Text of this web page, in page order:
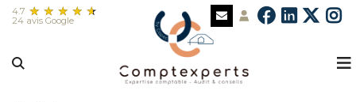
4.7
24 avis Google